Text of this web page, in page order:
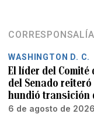
WASHINGTON D. C.
El líder del
del Senado
hundió transición
6 de agosto de